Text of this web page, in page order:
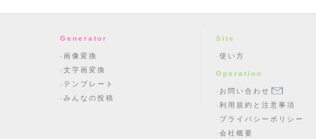
Generator
画像変換
文字画変換
テンプレート
みんなの投稿
Site
使い方
Operation
お問い合わせ
利用規約と注意事項
プライバシーポリシー
会社概要